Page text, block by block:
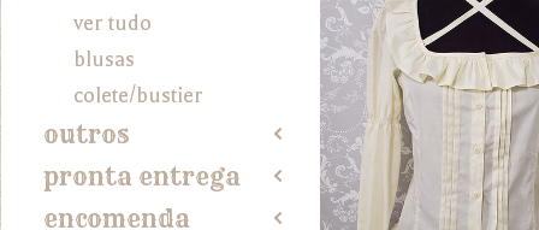
ver tudo
blusas
colete/bustier
outros 2
pronta entrega 2
encomenda 2